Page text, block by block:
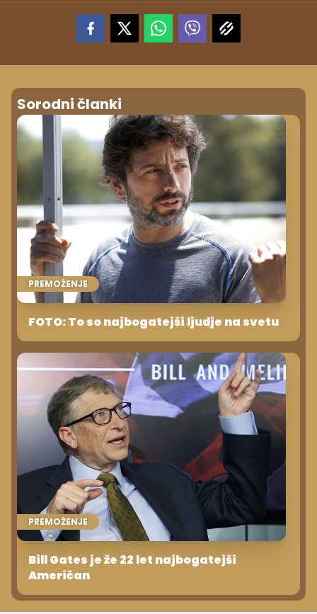
Sorodni članki
PREMOŽENJE
FOTO: To so najbogatejši ljudje na svetu
PREMOŽENJE
Bill Gates je že 22 let najbogatejši
Američan